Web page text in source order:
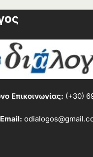
Επικοινωνίας: (+30)
Email: